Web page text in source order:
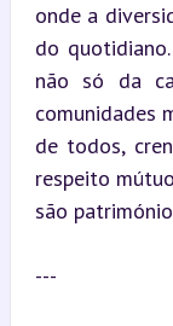
onde a
do
não só da
comunidades
de todos,
respeito
são
---